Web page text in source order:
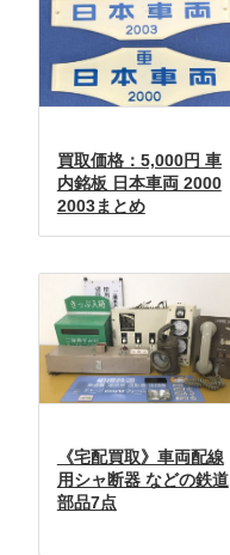
買取価格：5,000円 車
内銘板 日本車両 2000
2003まとめ
《宅配買取》車両配線
用シャ断器 などの鉄道
部品7点